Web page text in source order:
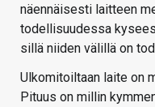
näennäisesti laitteen
todellisuudessa
sillä niiden välillä on
Ulkomitoiltaan laite on
Pituus on millin